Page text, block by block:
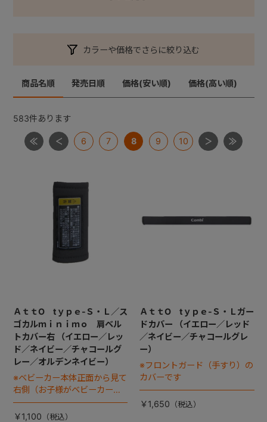
メチャカルハンディ・メチャカルハンディα
メチャカーゴＩＧ メチャライト ラベリタ
ロングフィット４８
【共通部品】差し込みバックル・腰バックル・肩バック
ル
【共通部品】ショルダーストラップ
【共通部品】ダッコシート・エッグショックパッド
【共通部品】幌クリップ・リクライニングバックル・ヘ
ッドレストプレート
カラーや価格でさらに絞り込む
商品名順 発売日順 価格(安い順) 価格(高い順)
583件あります
6 7 8 9 10
ＡｔｔO tｙｐｅ-Ｓ・Ｌ／ス
ゴカルｍｉｎｉｍｏ 肩ベル
トカバー右 （イエロー／レッ
ド／ネイビー／チャコールグ
レー／オルデンネイビー）
※ベビーカー本体正面から見て
右側（お子様がベビーカーに
座った状態で左手側となりま
す）
￥1,100
ＡｔｔO tｙｐｅ-Ｓ・Ｌガー
ドカバー （イエロー／レッド
／ネイビー／チャコールグレ
ー）
※フロントガード（手すり）の
カバーです
￥1,650